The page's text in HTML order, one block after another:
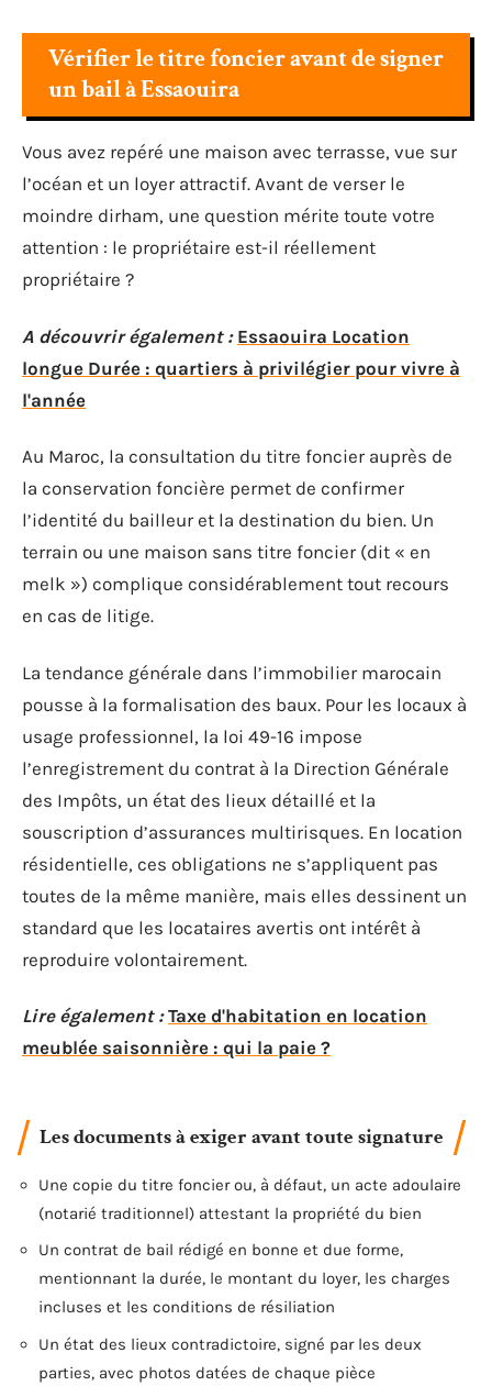
Vérifier le titre foncier avant de signer
un bail à Essaouira
Vous avez repéré une maison avec terrasse, vue sur
l’océan et un loyer attractif. Avant de verser le
moindre dirham, une question mérite toute votre
attention : le propriétaire est-il réellement
propriétaire ?
A découvrir également : Essaouira Location
longue Durée : quartiers à privilégier pour vivre à
l'année
Au Maroc, la consultation du titre foncier auprès de
la conservation foncière permet de confirmer
l’identité du bailleur et la destination du bien. Un
terrain ou une maison sans titre foncier (dit « en
melk ») complique considérablement tout recours
en cas de litige.
La tendance générale dans l’immobilier marocain
pousse à la formalisation des baux. Pour les locaux à
usage professionnel, la loi 49-16 impose
l’enregistrement du contrat à la Direction Générale
des Impôts, un état des lieux détaillé et la
souscription d’assurances multirisques. En location
résidentielle, ces obligations ne s’appliquent pas
toutes de la même manière, mais elles dessinent un
standard que les locataires avertis ont intérêt à
reproduire volontairement.
Lire également : Taxe d'habitation en location
meublée saisonnière : qui la paie ?
Les documents à exiger avant toute signature
Une copie du titre foncier ou, à défaut, un acte adoulaire
(notarié traditionnel) attestant la propriété du bien
Un contrat de bail rédigé en bonne et due forme,
mentionnant la durée, le montant du loyer, les charges
incluses et les conditions de résiliation
Un état des lieux contradictoire, signé par les deux
parties, avec photos datées de chaque pièce